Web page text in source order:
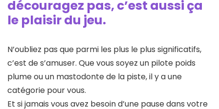
découragez pas, c’est aussi ça
le plaisir du jeu.
N’oubliez pas que parmi les plus le plus significatifs,
c’est de s’amuser. Que vous soyez un pilote poids
plume ou un mastodonte de la piste, il y a une
catégorie pour vous.
Et si jamais vous avez besoin d’une pause dans votre